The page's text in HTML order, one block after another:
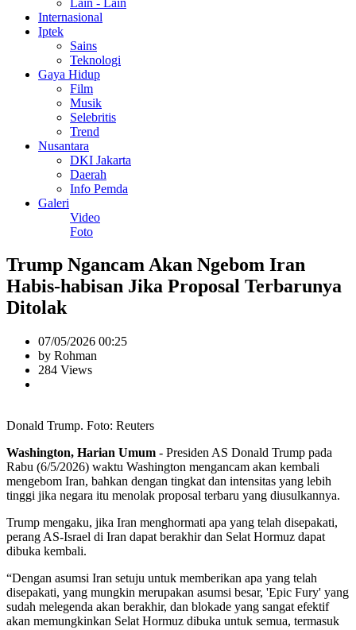
Internasional
Iptek
Sains
Teknologi
Gaya Hidup
Film
Musik
Selebritis
Trend
Nusantara
DKI Jakarta
Daerah
Info Pemda
Galeri
Video
Foto
Trump Ngancam Akan Ngebom Iran
Habis-habisan Jika Proposal Terbarunya
Ditolak
07/05/2026 00:25
by Rohman
284 Views
Donald Trump. Foto: Reuters
Washington, Harian Umum - Presiden AS Donald Trump pada
Rabu (6/5/2026) waktu Washington mengancam akan kembali
mengebom Iran, bahkan dengan tingkat dan intensitas yang lebih
tinggi jika negara itu menolak proposal terbaru yang diusulkannya.
Trump mengaku, jika Iran menghormati apa yang telah disepakati,
perang AS-Israel di Iran dapat berakhir dan Selat Hormuz dapat
dibuka kembali.
“Dengan asumsi Iran setuju untuk memberikan apa yang telah
disepakati, yang mungkin merupakan asumsi besar, 'Epic Fury' yang
sudah melegenda akan berakhir, dan blokade yang sangat efektif
akan memungkinkan Selat Hormuz dibuka untuk semua, termasuk